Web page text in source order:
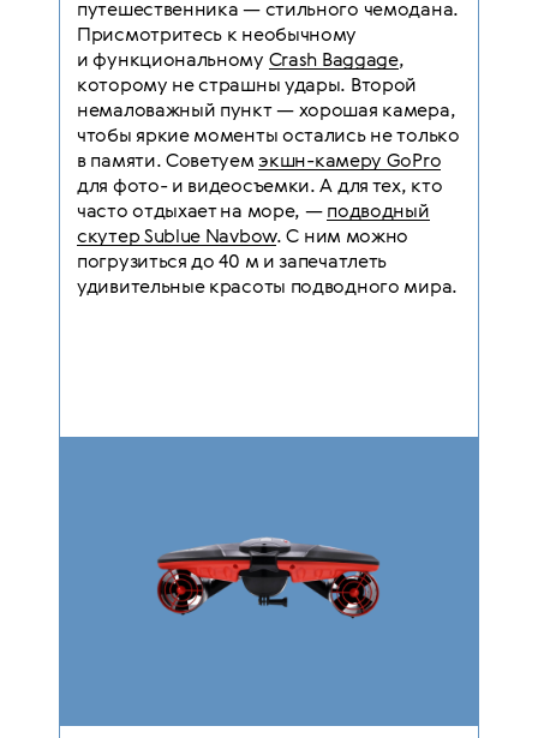
путешественника — стильного чемодана.
Присмотритесь к необычному
и функциональному Crash Baggage,
которому не страшны удары. Второй
немаловажный пункт — хорошая камера,
чтобы яркие моменты остались не только
в памяти. Советуем экшн-камеру GoPro
для фото- и видеосъемки. А для тех, кто
часто отдыхает на море, — подводный
скутер Sublue Navbow. С ним можно
погрузиться до 40 м и запечатлеть
удивительные красоты подводного мира.